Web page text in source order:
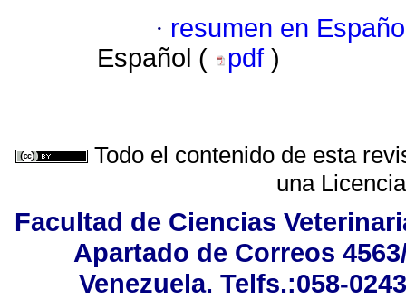
· resumen en
Español (
pdf )
Todo el contenido de esta
una
Facultad de Ciencias
Apartado de Correos
Venezuela. Telfs.:058-